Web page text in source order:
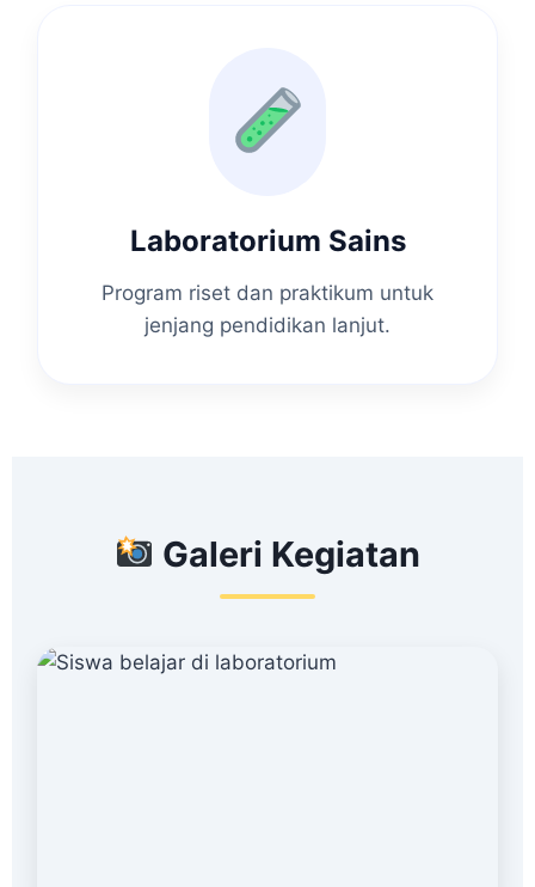
Laboratorium Sains
Program riset dan praktikum untuk
jenjang pendidikan lanjut.
Galeri Kegiatan